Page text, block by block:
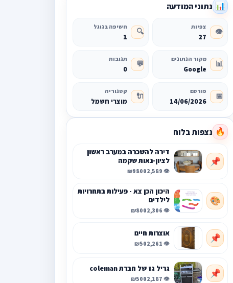
📊 נתוני המודעה
👁️ צפיות
27
🔍 חשיפה בגוגל
1
📊 מקור הנתונים
Google
💬 תגובות
0
📅 פורסם
14/06/2026
🔌 קטגוריה
מוצרי חשמל
🔥 נצפות בלוח
📌
דירה להשכרה במערב ראשון
לציון-נאות שקמה
👁️ 2,589
₪9800
🎨
היכון הכן צא - פעילות בתחרויות
לילדים
👁️ 2,306
₪800
📌 אוצרות חיים
👁️ 2,261
₪50
📌 גריל גז של חברת coleman
👁️ 2,187
₪500